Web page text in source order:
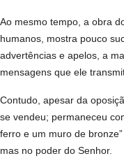
Ao mesmo tempo, a obra
humanos, mostra pouco
advertências e apelos, a
mensagens que ele
Contudo, apesar da
se vendeu; permaneceu
ferro e um muro de
mas no poder do Senhor.